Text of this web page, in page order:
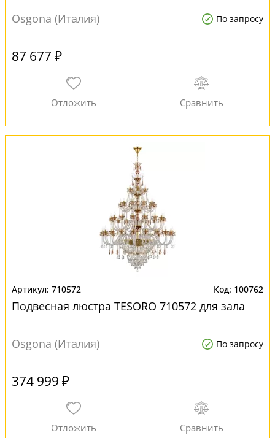
Osgona (Италия) По запросу
87 677 ₽
710572 100762
Подвесная люстра TESORO 710572 для зала
Osgona (Италия) По запросу
374 999 ₽